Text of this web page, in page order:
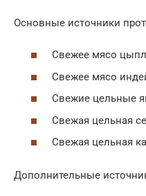
Основные источники
Свежее мясо
Свежее мясо
Свежие цельные
Свежая цельная
Свежая цельная
Дополнительные